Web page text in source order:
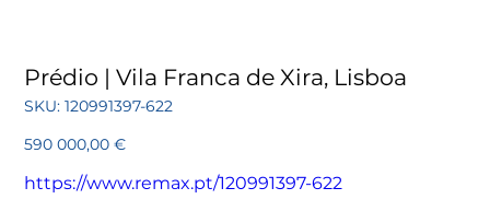
Prédio | Vila Franca de Xira, Lisboa
SKU: SKU
120991397-
120991397-622
Preço
590 000,00 €
https://www.remax.pt/120991397-622